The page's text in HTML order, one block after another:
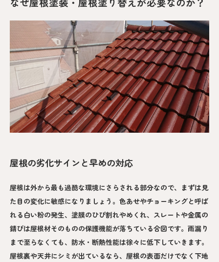
屋根の劣化サインと早めの対応
屋根は外から最も過酷な環境にさらされる部分なので、まずは見
た目の変化に敏感になりましょう。色あせやチョーキングと呼ば
れる白い粉の発生、塗膜のひび割れやめくれ、スレートや金属の
錆びは屋根材そのものの保護機能が落ちている合図です。雨漏り
まで至らなくても、防水・断熱性能は徐々に低下していきます。
屋根裏や天井にシミが出ているなら、屋根の表面だけでなく下地